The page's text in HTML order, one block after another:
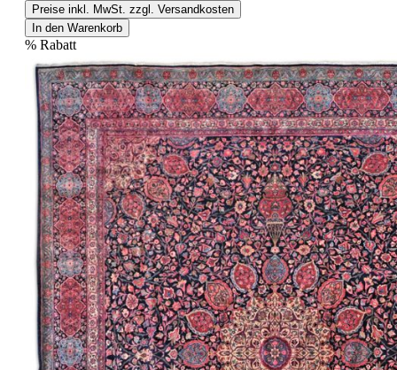
Preise inkl. MwSt. zzgl. Versandkosten
In den Warenkorb
% Rabatt